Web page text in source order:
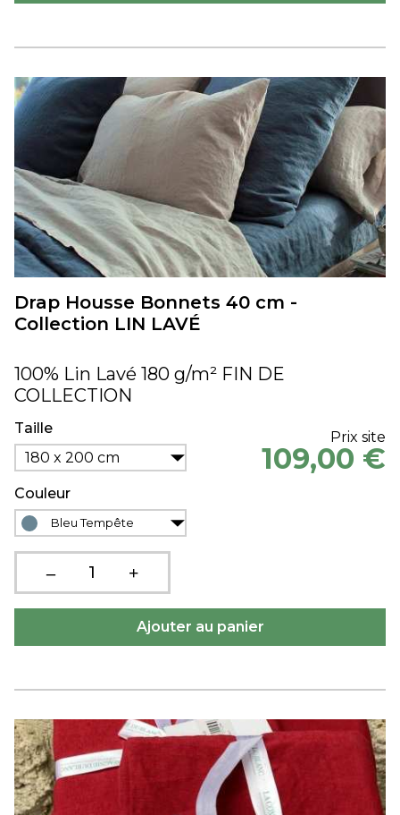
Drap Housse Bonnets 40 cm -
Collection LIN LAVÉ
100% Lin Lavé 180 g/m² FIN DE
COLLECTION
Taille
180 x 200 cm
Couleur
Bleu Tempête
Prix site
109,00 €